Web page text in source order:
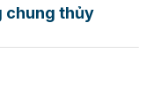
chung thủy